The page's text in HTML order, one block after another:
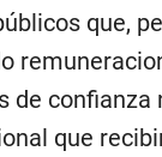
que,
de
que